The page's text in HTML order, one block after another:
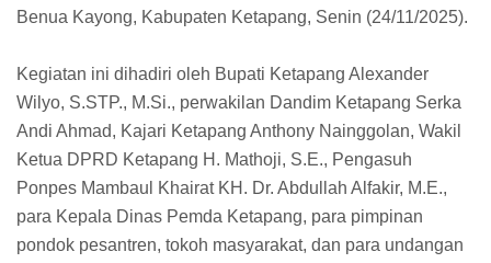
Benua Kayong, Kabupaten Ketapang, Senin (24/11/2025).
Kegiatan ini dihadiri oleh Bupati Ketapang Alexander
Wilyo, S.STP., M.Si., perwakilan Dandim Ketapang Serka
Andi Ahmad, Kajari Ketapang Anthony Nainggolan, Wakil
Ketua DPRD Ketapang H. Mathoji, S.E., Pengasuh
Ponpes Mambaul Khairat KH. Dr. Abdullah Alfakir, M.E.,
para Kepala Dinas Pemda Ketapang, para pimpinan
pondok pesantren, tokoh masyarakat, dan para undangan